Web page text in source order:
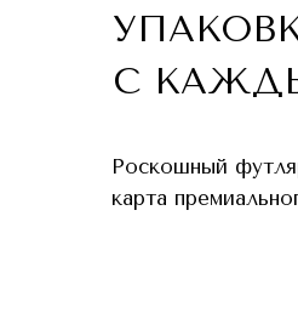
С
Роскошный
карта